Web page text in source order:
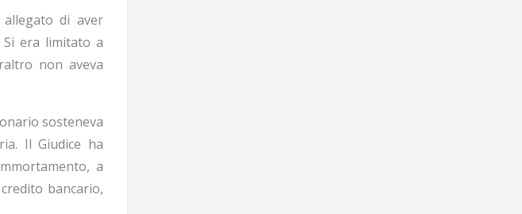
di aver
era limitato a
non aveva
sosteneva
Il Giudice ha
a
bancario,